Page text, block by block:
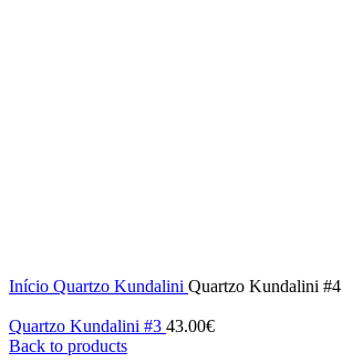
Início Quartzo Kundalini Quartzo Kundalini #4
Quartzo Kundalini #3 43.00€
Back to products